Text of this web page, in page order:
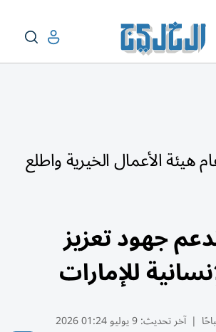
هيئة الأعمال الخيرية واطلع
جهود تعزيز
للإمارات
| آخر تحديث:9 يوليو 01:24 2026